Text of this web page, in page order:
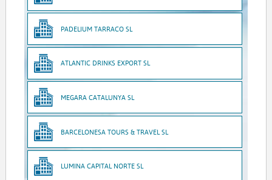
PADELIUM TARRACO SL
ATLANTIC DRINKS EXPORT SL
MEGARA CATALUNYA SL
BARCELONESA TOURS & TRAVEL SL
LUMINA CAPITAL NORTE SL